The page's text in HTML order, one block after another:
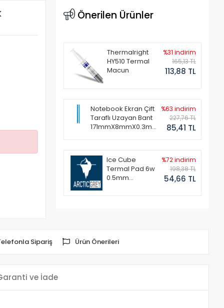
Önerilen Ürünler
Thermalright
HY510 Termal
Macun
%31 indirim
165,13 TL
113,88 TL
Notebook Ekran Çift
Taraflı Uzayan Bant
171mmX8mmX0.3mm
%63 indirim
227,76 TL
85,41 TL
Ice Cube
Termal Pad 6w
0.5mm
%72 indirim
198,38 TL
54,66 TL
Sipariş Ürün Önerileri
ve İade